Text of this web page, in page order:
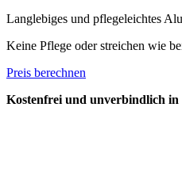
Langlebiges und pflegeleichtes
Keine Pflege oder streichen wie
Preis berechnen
Kostenfrei und unverbindlich